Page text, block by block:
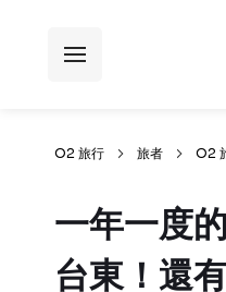
O2 旅行 旅者 O2
一年一度
台東！還